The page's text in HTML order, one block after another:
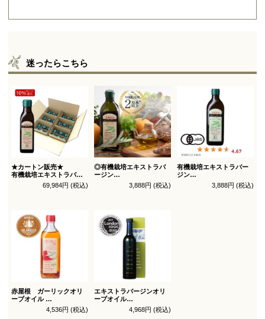
迷ったらこちら
★カートン販売★
有機栽培エキストラバー
オリーブオイル ブレンド
69,984円 (税込)
◎有機栽培エキストラバ
ージン
オリーブオイル ブレンド
3,888円 (税込)
有機栽培エキストラバー
ジン
オリーブオイル シングル
3,888円 (税込)
赤屋根 ガーリックオリ
ーブオイル
4,536円 (税込)
エキストラバージンオリ
ーブオイル
トルトサ 450g 1本箱入
（スペイン自社農園産）
4,968円 (税込)